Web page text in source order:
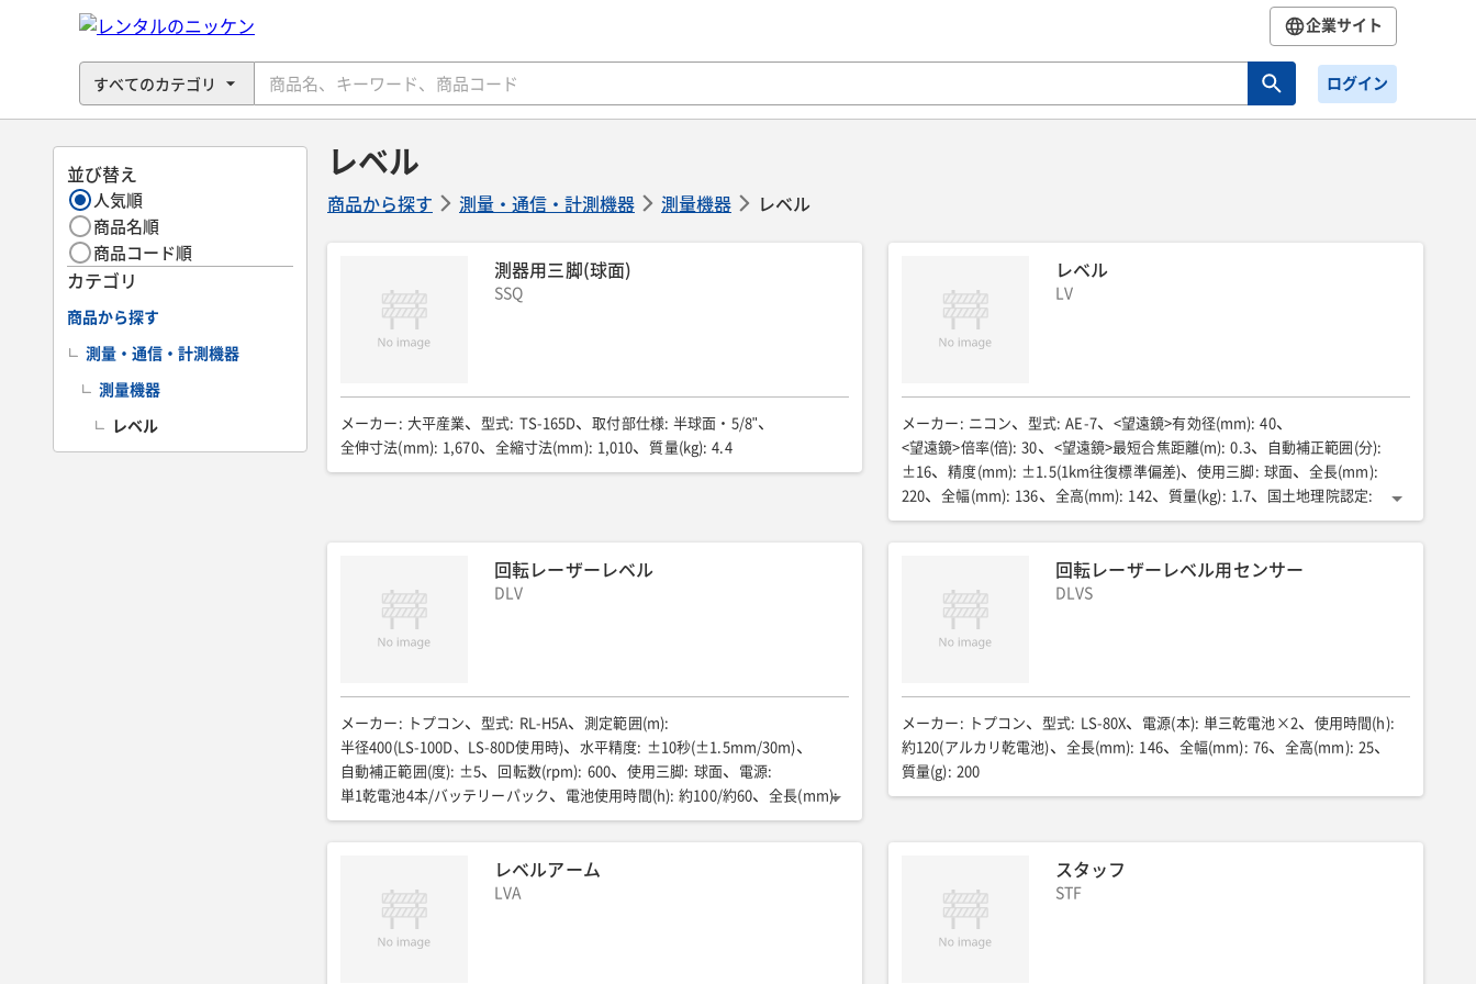
企業サイト
ログイン
並び替え
人気順
商品名順
商品コード順
カテゴリ
商品から探す
測量・通信・計測機器
測量機器
レベル
レベル
商品から探す 測量・通信・計測機器 測量機器 レベル
測器用三脚(球面)
SSQ
メーカー : 大平産業 型式: TS-165D 取付部仕様: 半球面・5/8"
全伸寸法(mm): 1,670 全縮寸法(mm): 1,010 質量(kg): 4.4
レベル
LV
メーカー : ニコン 型式: AE-7 <望遠鏡>有効径(mm): 40
<望遠鏡>倍率(倍): 30 <望遠鏡>最短合焦距離(m): 0.3 自動補正範囲(分):
±16
精度(mm): ±1.5(1km往復標準偏差) 使用三脚 : 球面 全長(mm):
220
全幅(mm): 136 全高(mm): 142 質量(kg): 1.7 国土地理院認定:
3級水準儀
回転レーザーレベル
DLV
メーカー : トプコン 型式: RL-H5A 測定範囲(m):
半径400(LS-100D、LS-80D使用時)
水平精度: ±10秒(±1.5mm/30m)
自動補正範囲(度): ±5 回転数(rpm): 600 使用三脚 : 球面 電源:
単1乾電池4本/バッテリーパック
電池使用時間(h): 約100/約60 全長(mm):
172
全幅(mm): 211 全高(mm): 205 質量(kg):
2.3(乾電池含む)/ 2.5(バッテリーパック含む)
回転レーザーレベル用センサー
DLVS
メーカー : トプコン 型式: LS-80X 電源(本): 単三乾電池×2 使用時間(h):
約120(アルカリ乾電池)
全長(mm): 146 全幅(mm): 76 全高(mm): 25
質量(g): 200
レベルアーム
LVA
スタッフ
STF